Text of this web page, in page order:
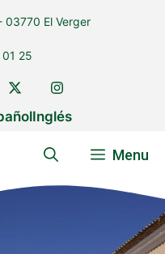
03770 El Verger
25
Inglés
Menu